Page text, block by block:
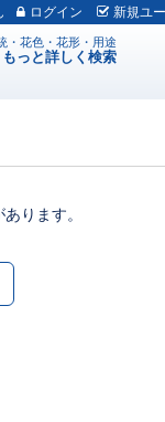
ログイン 新規ユ
・花色・花形・用途
もっと詳しく 検索
ります。